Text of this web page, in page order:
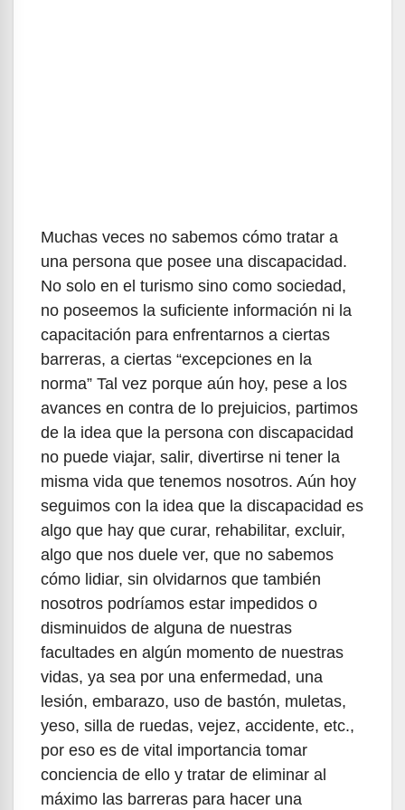
Muchas veces no sabemos cómo tratar a
una persona que posee una discapacidad.
No solo en el turismo sino como sociedad,
no poseemos la suficiente información ni la
capacitación para enfrentarnos a ciertas
barreras, a ciertas “excepciones en la
norma” Tal vez porque aún hoy, pese a los
avances en contra de lo prejuicios, partimos
de la idea que la persona con discapacidad
no puede viajar, salir, divertirse ni tener la
misma vida que tenemos nosotros. Aún hoy
seguimos con la idea que la discapacidad es
algo que hay que curar, rehabilitar, excluir,
algo que nos duele ver, que no sabemos
cómo lidiar, sin olvidarnos que también
nosotros podríamos estar impedidos o
disminuidos de alguna de nuestras
facultades en algún momento de nuestras
vidas, ya sea por una enfermedad, una
lesión, embarazo, uso de bastón, muletas,
yeso, silla de ruedas, vejez, accidente, etc.,
por eso es de vital importancia tomar
conciencia de ello y tratar de eliminar al
máximo las barreras para hacer una